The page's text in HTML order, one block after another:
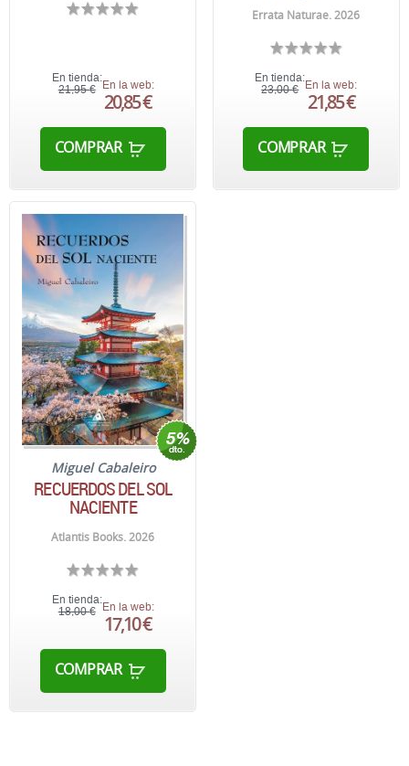
En tienda:
21,95 € En la web:
20,85 €
COMPRAR
Errata Naturae. 2026
En tienda:
23,00 € En la web:
21,85 €
COMPRAR
Miguel Cabaleiro
RECUERDOS DEL SOL
NACIENTE
Atlantis Books. 2026
En tienda:
18,00 € En la web:
17,10 €
COMPRAR